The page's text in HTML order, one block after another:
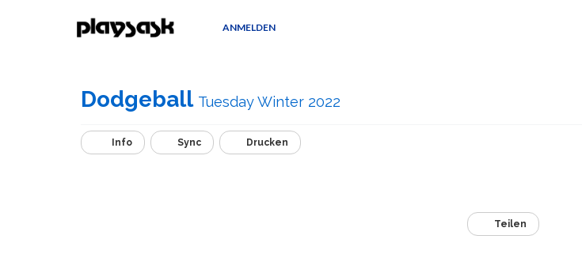
ANMELDEN
Dodgeball Tuesday Winter 2022
Info Sync Drucken
Teilen